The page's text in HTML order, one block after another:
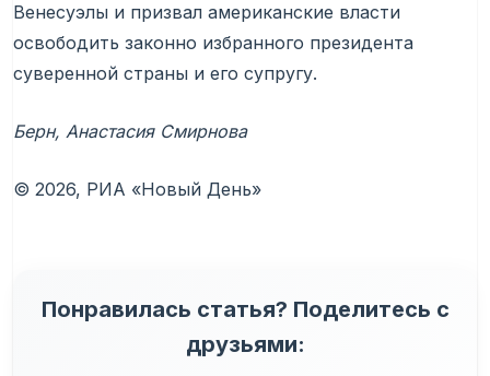
Венесуэлы и призвал американские власти
освободить законно избранного президента
суверенной страны и его супругу.
Берн, Анастасия Смирнова
© 2026, РИА «Новый День»
Понравилась статья? Поделитесь с
друзьями: